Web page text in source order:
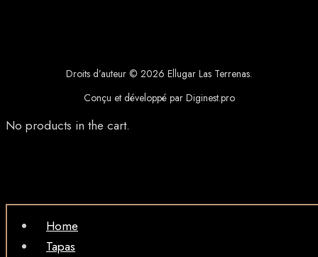
Droits d’auteur © 2026 Ellugar Las Terrenas.
Conçu et développé par Diginest.pro
No products in the cart.
Home
Tapas